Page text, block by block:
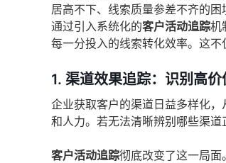
居高不下、线索质量参差不齐的
通过引入系统化的客户活动追踪机
每一分投入的线索转化效率。这不
1. 渠道效果追踪：识别高
企业获取客户的渠道日益多样化
和人力。若无法清晰辨别哪些渠道
客户活动追踪彻底改变了这一局